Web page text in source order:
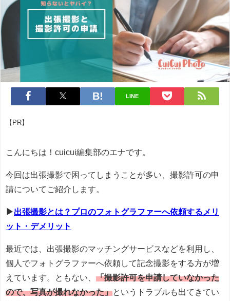
LINE
【PR】
こんにちは！cuicui編集部のエナです。
今回は出張撮影で困ってしまうことが多い、撮影許可の申
請についてご紹介します。
▶出張撮影とは？プロのフォトグラファーへ依頼するメリ
ット・デメリット
最近では、出張撮影のマッチングサービスなどを利用し、
個人でフォトグラファーへ依頼して記念撮影をする方が増
えています。ともない、 「撮影許可を申請していなかった
ので、写真が撮れなかった」というトラブルも出てきてい